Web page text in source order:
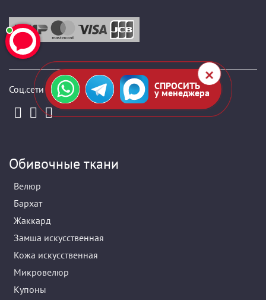
СПРОСИТЬ
у менеджера
Соц.сети
Обивочные ткани
Велюр
Бархат
Жаккард
Замша искусственная
Кожа искусственная
Микровелюр
Купоны